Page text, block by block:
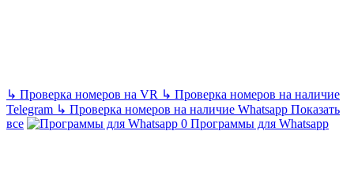
↳ Проверка номеров на VR ↳ Проверка номеров на наличие
Telegram ↳ Проверка номеров на наличие Whatsapp Показать
все
Программы для Whatsapp